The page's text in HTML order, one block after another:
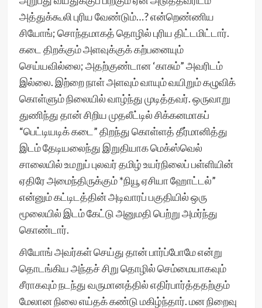
அத்துக்கூலி புரிய வேண்டும்…? என்றெண்ணிய
சியோங்; சொந்தமாகத் தொழில் புரிய திட்டமிட்டார்.
கடை திறக்கும் அளவுக்குக் கற்பனையும்
செய்யவில்லை; அதற்குண்டான ‘காசும்” அவரிடம்
இல்லை. இற்றை நாள் அளவும் வாயும் வயிறும் கழுவிக்
கொள்ளும் நிலையில் வாழ்ந்து முடித்தவர். ஒருவாறு
துணிந்து தான் சிறிய முதலீட்டில் சிக்கனமாகப்
“பெட்டியடிக் கடை” திறந்து கொள்ளத் தீர்மானித்து
இடம் தேடியலைந்து இறுதியாக மெக்ஸ்வெல்
சாலையில் உமறுப் புலவர் தமிழ் உயர்நிலைப் பள்ளியின்
ஏதிரே அமைந்திருக்கும் *நியூ ஏசியா ஹோட்டல்”
என்னும் கட்டிடத்தின் அடிவாரப் பகுதியில் ஒரு
மூலையில் இடம் கேட்டு அனுமதி பெற்று அமர்ந்து
கொண்டார்.
சியோங் அவர்கள் செய்து தான் பார்ப்போமே என்று
தொடங்கிய அந்தச் சிறு தொழில் செம்மையாகவும்
சீராகவும் நடந்து வருமானத்தில் எதிர்பார்த்ததற்கும்
மேலான நிலை எய்தக் கண்டு மகிழ்ந்தார். மன நிறைவு